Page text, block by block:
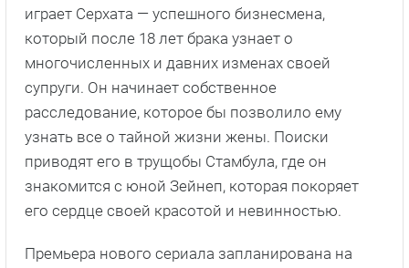
играет Серхата — успешного бизнесмена,
который после 18 лет брака узнает о
многочисленных и давних изменах своей
супруги. Он начинает собственное
расследование, которое бы позволило ему
узнать все о тайной жизни жены. Поиски
приводят его в трущобы Стамбула, где он
знакомится с юной Зейнеп, которая покоряет
его сердце своей красотой и невинностью.
Премьера нового сериала запланирована на